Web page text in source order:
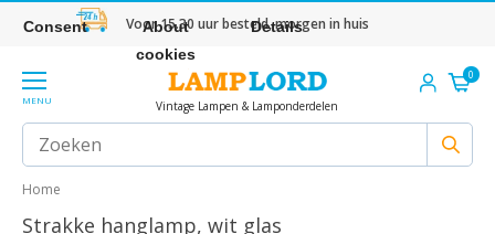
Voor 15.30 uur besteld, morgen in huis
MENU Vintage Lampen & Lamponderdelen
0
Home
Strakke hanglamp, wit glas
Consent
About
cookies
Details